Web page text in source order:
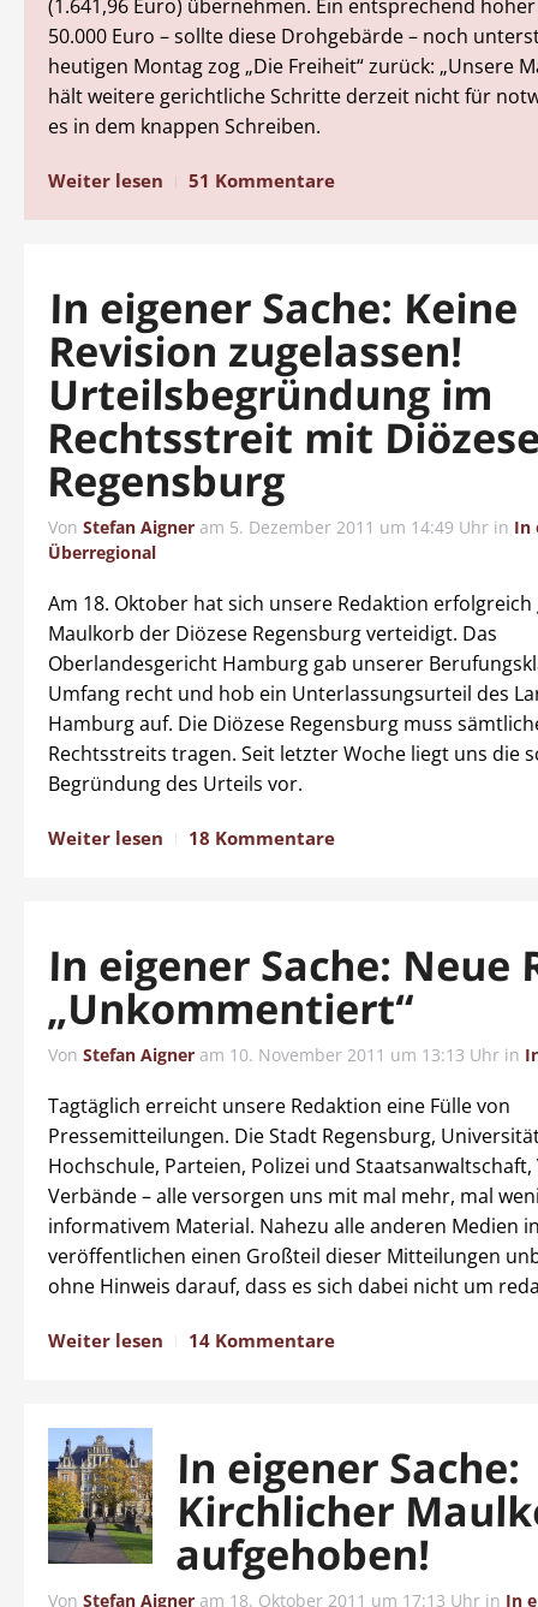
(1.641,96 Euro) übernehmen. Ein entsprechend
50.000 Euro – sollte diese Drohgebärde – noch
heutigen Montag zog „Die Freiheit“ zurück: „Unsere
hält weitere gerichtliche Schritte derzeit nicht für
es in dem knappen Schreiben.
Weiter lesen 51 Kommentare
In eigener Sache: Keine
Revision zugelassen!
Urteilsbegründung im
Rechtsstreit mit
Regensburg
Von Stefan Aigner am 5. Dezember 2011 um 14:49 Uhr in In
Überregional
Am 18. Oktober hat sich unsere Redaktion erfolgreich
Maulkorb der Diözese Regensburg verteidigt. Das
Oberlandesgericht Hamburg gab unserer
Umfang recht und hob ein Unterlassungsurteil des
Hamburg auf. Die Diözese Regensburg muss
Rechtsstreits tragen. Seit letzter Woche liegt uns die
Begründung des Urteils vor.
Weiter lesen 18 Kommentare
In eigener Sache: Neue
„Unkommentiert“
Von Stefan Aigner am 10. November 2011 um 13:13 Uhr in
Tagtäglich erreicht unsere Redaktion eine Fülle von
Pressemitteilungen. Die Stadt Regensburg,
Hochschule, Parteien, Polizei und
Verbände – alle versorgen uns mit mal mehr, mal
informativem Material. Nahezu alle anderen Medien
veröffentlichen einen Großteil dieser Mitteilungen
ohne Hinweis darauf, dass es sich dabei nicht um
Weiter lesen 14 Kommentare
In eigener Sache:
Kirchlicher
aufgehoben!
Von Stefan Aigner am 18. Oktober 2011 um 17:13 Uhr in In